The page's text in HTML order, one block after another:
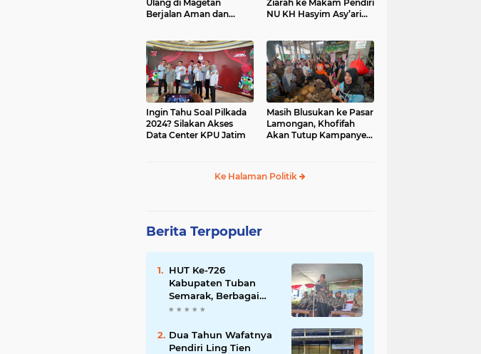
Ulang di Magetan
Berjalan Aman dan
Ziarah ke Makam Pendiri
NU KH Hasyim Asy’ari
Ingin Tahu Soal Pilkada
2024? Silakan Akses
Data Center KPU Jatim
Masih Blusukan ke Pasar
Lamongan, Khofifah
Akan Tutup Kampanye
Ke Halaman Politik
Berita Terpopuler
HUT Ke-726
Kabupaten Tuban
Semarak, Berbagai
Prestasinya Pun
Dua Tahun Wafatnya
Pendiri Ling Tien